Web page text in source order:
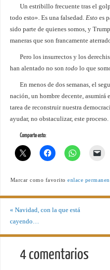
Un estribillo frecuente tras el
todo esto». Es una falsedad. Esto es
sido parte de quienes somos, y
maneras que son francamente
Pero los insurrectos y los
han alentado no son todo lo que
En menos de dos semanas, el
nación, un hombre decente, asumirá
tarea de reconstruir nuestra
ayudar, no obstaculizar, este proceso.
Comparte esto:
Marcar como favoritoenlace
« Navidad, con la que está
cayendo…
4 comentarios